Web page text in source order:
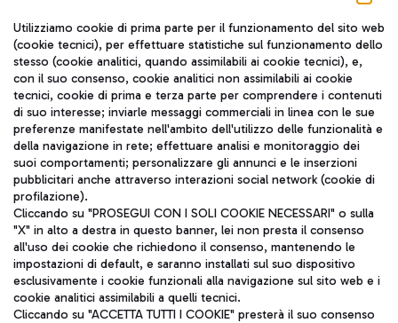
Seguici sui social
TRAVEL JOURNAL
ITA
Aeroporti di Roma S.p.A. - Società soggetta a direzione e
coordinamento di Mundys S.p.A.
Utilizziamo cookie di prima parte per il funzionamento del sito web
(cookie tecnici), per effettuare statistiche sul funzionamento dello
stesso (cookie analitici, quando assimilabili ai cookie tecnici), e,
con il suo consenso, cookie analitici non assimilabili ai cookie
tecnici, cookie di prima e terza parte per comprendere i contenuti
di suo interesse; inviarle messaggi commerciali in linea con le sue
preferenze manifestate nell'ambito dell'utilizzo delle funzionalità e
della navigazione in rete; effettuare analisi e monitoraggio dei
suoi comportamenti; personalizzare gli annunci e le inserzioni
pubblicitari anche attraverso interazioni social network (cookie di
profilazione).
Cliccando su "PROSEGUI CON I SOLI COOKIE NECESSARI" o sulla
"X" in alto a destra in questo banner, lei non presta il consenso
all'uso dei cookie che richiedono il consenso, mantenendo le
impostazioni di default, e saranno installati sul suo dispositivo
esclusivamente i cookie funzionali alla navigazione sul sito web e i
cookie analitici assimilabili a quelli tecnici.
Cliccando su "ACCETTA TUTTI I COOKIE" presterà il suo consenso